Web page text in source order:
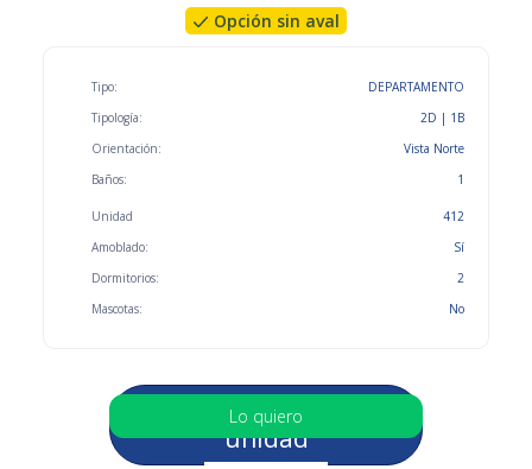
Opción sin aval
Tipo:
Tipología:
Orientación:
Baños:
DEPARTAMENTO
2D | 1B
Vista Norte
1
Unidad
Amoblado:
Dormitorios:
Mascotas:
412
Sí
2
No
Selecciona otra
unidad
Lo quiero